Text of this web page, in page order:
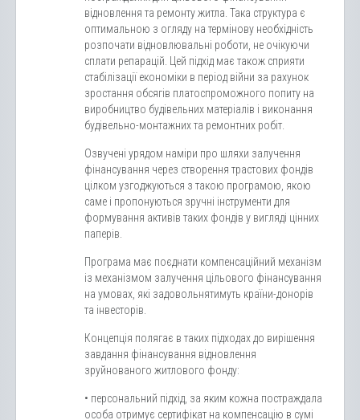
відновлення та ремонту житла. Така структура є
оптимальною з огляду на термінову необхідність
розпочати відновлювальні роботи, не очікуючи
сплати репарацій. Цей підхід має також сприяти
стабілізації економіки в період війни за рахунок
зростання обсягів платоспроможного попиту на
виробництво будівельних матеріалів і виконання
будівельно-монтажних та ремонтних робіт.
Озвучені урядом наміри про шляхи залучення
фінансування через створення трастових фондів
цілком узгоджуються з такою програмою, якою
саме і пропонуються зручні інструменти для
формування активів таких фондів у вигляді цінних
паперів.
Програма має поєднати компенсаційний механізм
із механізмом залучення цільового фінансування
на умовах, які задовольнятимуть країни-донорів
та інвесторів.
Концепція полягає в таких підходах до вирішення
завдання фінансування відновлення
зруйнованого житлового фонду:
• персональний підхід, за яким кожна постраждала
особа отримує сертифікат на компенсацію в сумі